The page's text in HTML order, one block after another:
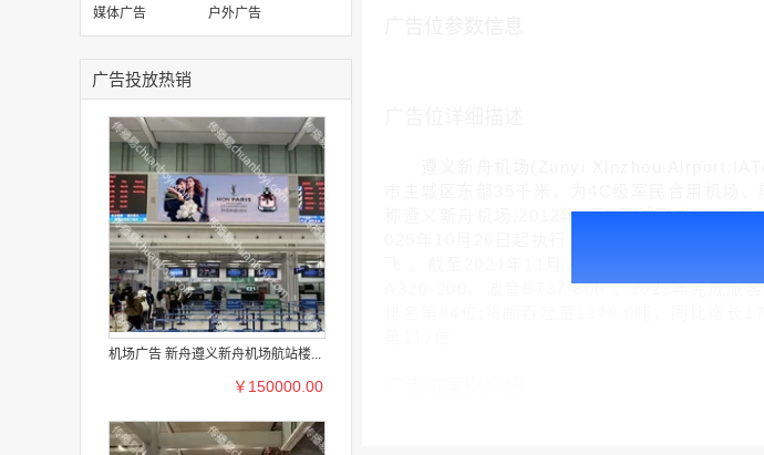
媒体广告 户外广告
广告投放热销
机场广告 新舟遵义新舟机场航站楼...
￥150000.00
称遵义新舟机场;2012年6月2日试飞成功，8
025年10月26日起执行冬春季航班计划，通
A320-200、波音B737-800 。2023年完成旅